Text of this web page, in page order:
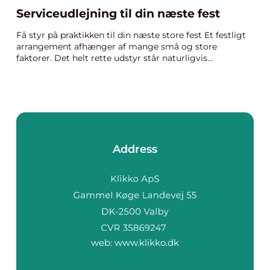
Serviceudlejning til din næste fest
Få styr på praktikken til din næste store fest Et festligt
arrangement afhænger af mange små og store
faktorer. Det helt rette udstyr står naturligvis...
Address
web: www.klikko.dk